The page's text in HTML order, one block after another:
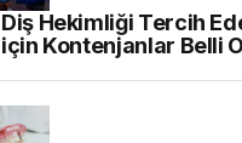
Diş Hekimliği Tercih
için Kontenjanlar Belli